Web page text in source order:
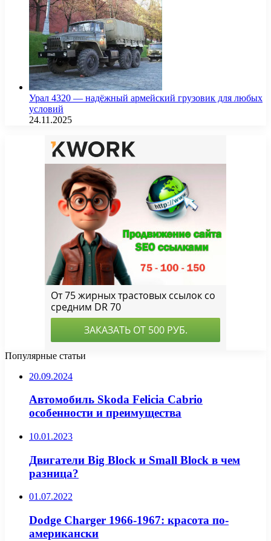
Урал 4320 — надёжный армейский грузовик для любых
условий
24.11.2025
Популярные статьи
20.09.2024
Автомобиль Skoda Felicia Cabrio
особенности и преимущества
10.01.2023
Двигатели Big Block и Small Block в чем
разница?
01.07.2022
Dodge Charger 1966-1967: красота по-
американски